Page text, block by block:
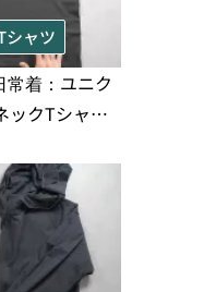
シャツ
着：ユニク
ックTシャ